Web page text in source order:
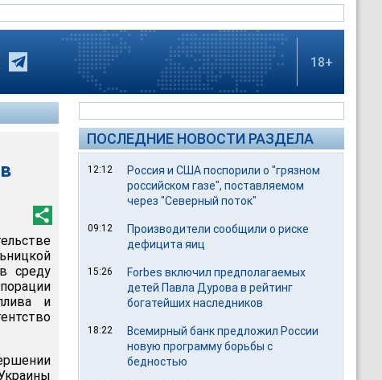
18+
среду
и
ПОСЛЕДНИЕ НОВОСТИ РАЗДЕЛА
12:12
Россия и США поспорили о "грязном
российском газе", поставляемом
через "Северный поток"
09:12
Производители сообщили о риске
дефицита яиц
15:26
Forbes включил предполагаемых
детей Павла Дурова в рейтинг
богатейших наследников
18:22
Всемирный банк предложил России
новую программу борьбы с
бедностью